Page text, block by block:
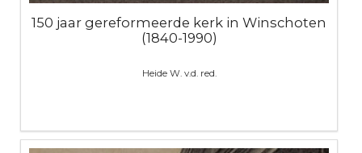
150 jaar gereformeerde kerk in Winschoten
(1840-1990)
Heide W. v.d. red.